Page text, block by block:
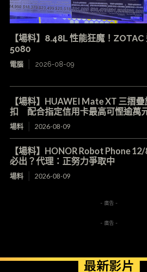
【場料】8.48L 性能狂魔！
5080
電腦 2026-08-09
【場料】HUAWEI Mate XT 三摺
扣 配合指定信用卡最高可慳逾萬
場料 2026-08-09
【場料】HONOR Robot Phone
必出？代理：正努力爭取中
場料 2026-08-09
- 廣告 -
- 廣告 -
最新影片